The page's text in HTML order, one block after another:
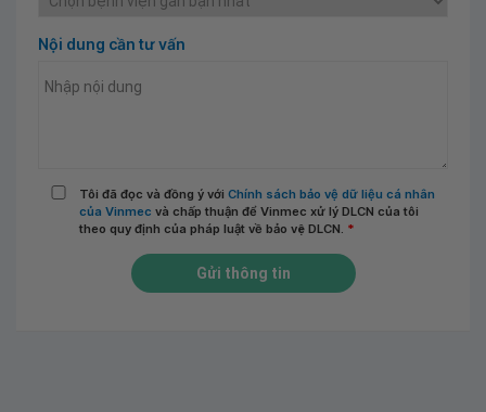
Nội dung cần tư vấn
Tôi đã đọc và đồng ý với Chính sách bảo vệ dữ liệu cá nhân
của Vinmec và chấp thuận để Vinmec xử lý DLCN của tôi
theo quy định của pháp luật về bảo vệ DLCN. *
Gửi thông tin